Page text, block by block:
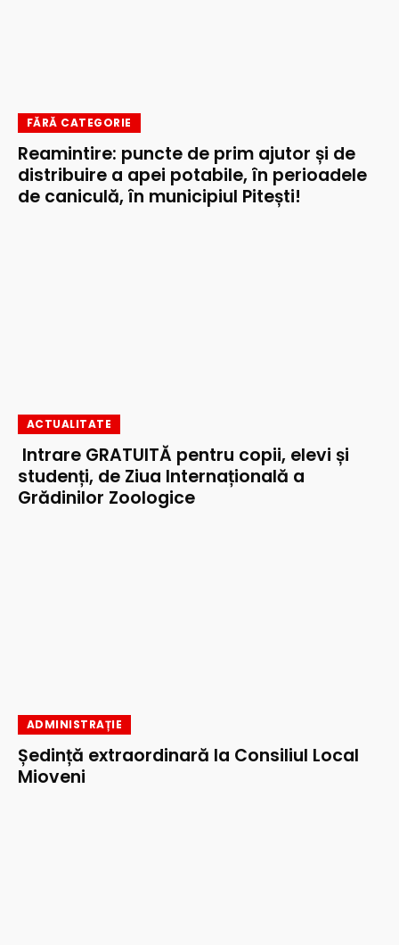
FĂRĂ CATEGORIE
Reamintire: puncte de prim ajutor și de
distribuire a apei potabile, în perioadele
de caniculă, în municipiul Pitești!
ACTUALITATE
Intrare GRATUITĂ pentru copii, elevi și
studenți, de Ziua Internațională a
Grădinilor Zoologice
ADMINISTRAȚIE
Ședință extraordinară la Consiliul Local
Mioveni